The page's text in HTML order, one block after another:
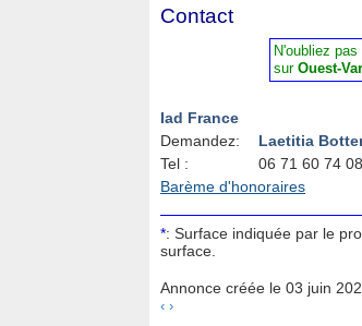
Contact
N'oubliez
sur Ouest-
Iad France
Demandez:
Laetitia
Tel :
06 71 60 74 08
Barème d'honoraires
*: Surface indiquée par le
surface.
Annonce créée le 03 juin
‹ ›